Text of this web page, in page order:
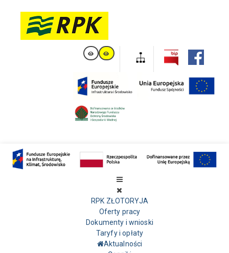
RPK ZŁOTORYJA
Oferty pracy
Dokumenty i wnioski
Taryfy i opłaty
Aktualności